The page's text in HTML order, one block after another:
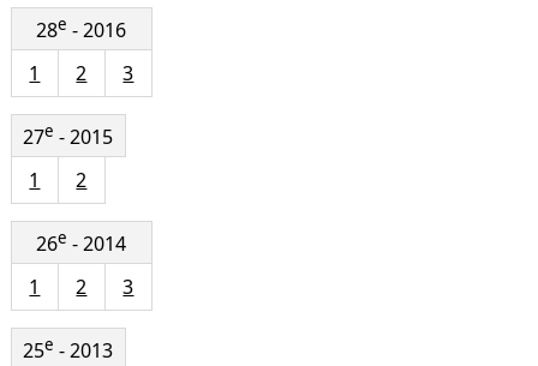
28e - 2016
1
2 3
27e - 2015
1
2
26e - 2014
1
2 3
25e - 2013